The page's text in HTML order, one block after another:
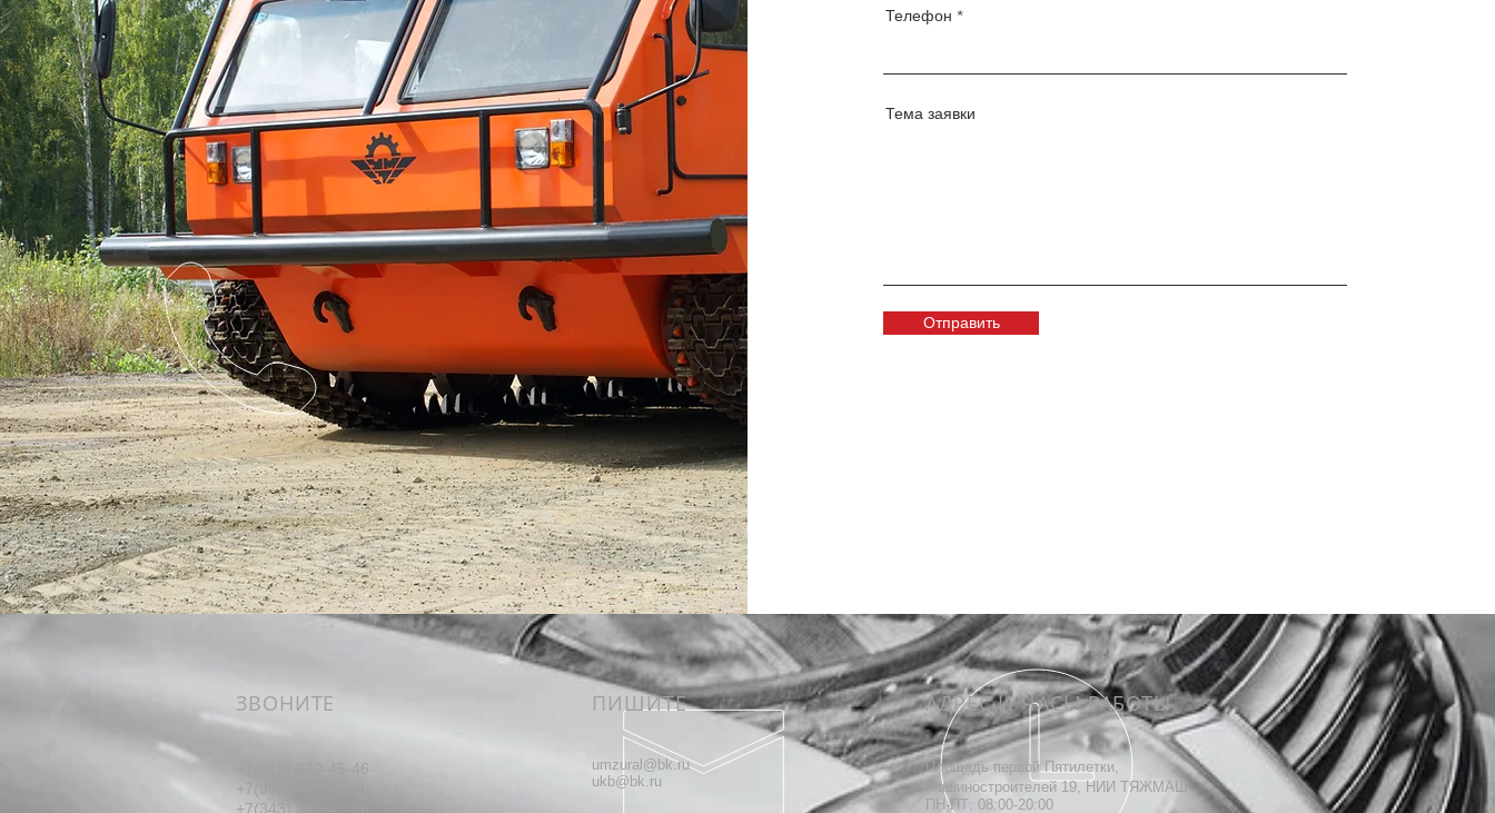
Телефон
Тема заявки
Отправить
ЗВОНИТЕ
+7(912) 222-45-46
+7(902) 409-45-46
+7(343) 290-45-56
ПИШИТЕ
umzural@bk.ru
ukb@bk.ru
АДРЕС И ЧАСЫ РАБОТЫ
Площадь первой Пятилетки,
Машиностроителей 19, НИИ ТЯЖМАШ
ПН-ПТ: 08:00-20:00